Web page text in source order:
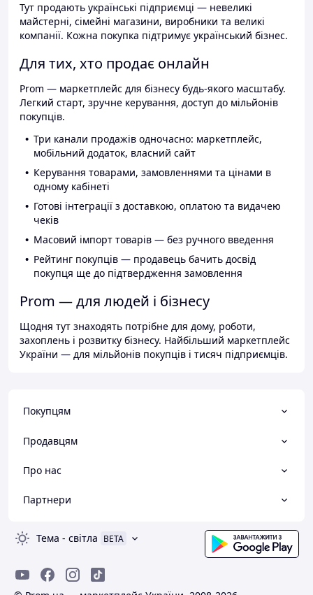
Тут продають українські підприємці — невеликі
майстерні, сімейні магазини, виробники та великі
компанії. Кожна покупка підтримує український бізнес.
Для тих, хто продає онлайн
Prom — маркетплейс для бізнесу будь-якого масштабу.
Легкий старт, зручне керування, доступ до мільйонів
покупців.
Три канали продажів одночасно: маркетплейс,
мобільний додаток, власний сайт
Керування товарами, замовленнями та цінами в
одному кабінеті
Готові інтеграції з доставкою, оплатою та видачею
чеків
Масовий імпорт товарів — без ручного введення
Рейтинг покупців — продавець бачить досвід
покупця ще до підтвердження замовлення
Prom — для людей і бізнесу
Щодня тут знаходять потрібне для дому, роботи,
захоплень і розвитку бізнесу. Найбільший маркетплейс
України — для мільйонів покупців і тисяч підприємців.
Покупцям
Продавцям
Про нас
Партнери
Тема - світла BETA